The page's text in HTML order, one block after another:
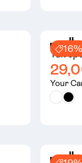
16%
Tak
Your